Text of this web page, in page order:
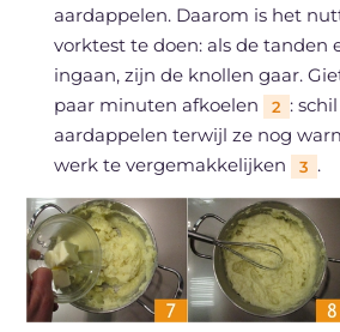
aardappelen. Daarom is het
vorktest te doen: als de tanden
ingaan, zijn de knollen gaar.
paar minuten afkoelen
2 :
aardappelen terwijl ze nog
werk te vergemakkelijken
3 .